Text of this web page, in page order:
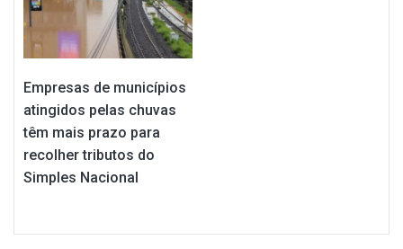
Empresas de municípios
atingidos pelas chuvas
têm mais prazo para
recolher tributos do
Simples Nacional